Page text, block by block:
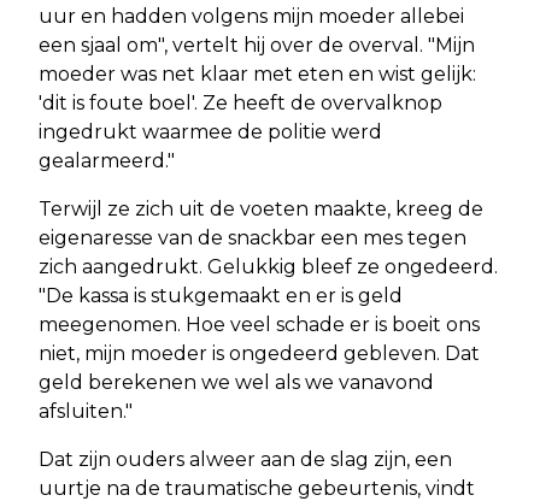
uur en hadden volgens mijn moeder allebei
een sjaal om", vertelt hij over de overval. "Mijn
moeder was net klaar met eten en wist gelijk:
'dit is foute boel'. Ze heeft de overvalknop
ingedrukt waarmee de politie werd
gealarmeerd."
Terwijl ze zich uit de voeten maakte, kreeg de
eigenaresse van de snackbar een mes tegen
zich aangedrukt. Gelukkig bleef ze ongedeerd.
"De kassa is stukgemaakt en er is geld
meegenomen. Hoe veel schade er is boeit ons
niet, mijn moeder is ongedeerd gebleven. Dat
geld berekenen we wel als we vanavond
afsluiten."
Dat zijn ouders alweer aan de slag zijn, een
uurtje na de traumatische gebeurtenis, vindt